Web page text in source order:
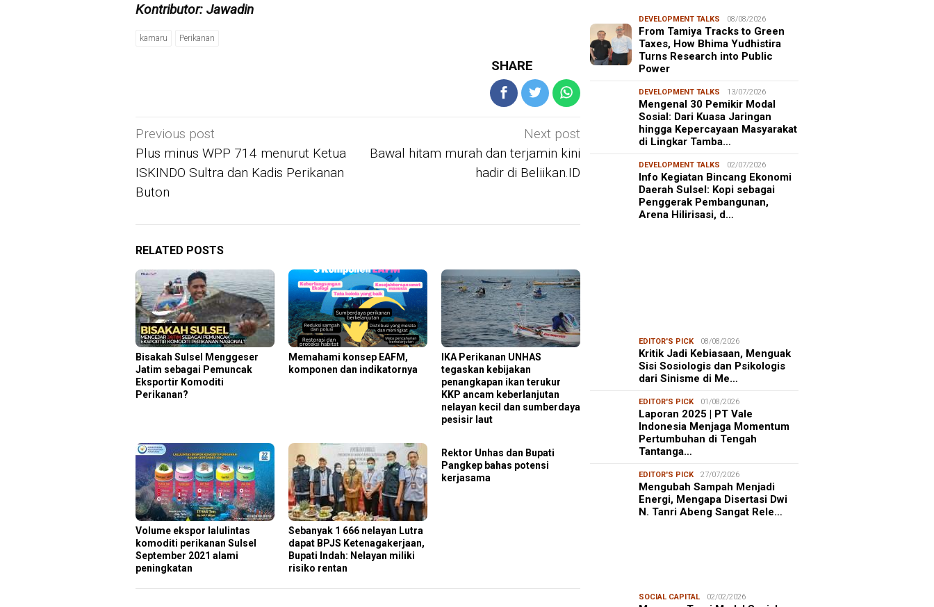
Kontributor: Jawadin
kamaru Perikanan
SHARE
Post
navigation
Previous post
Plus minus WPP 714 menurut Ketua
ISKINDO Sultra dan Kadis Perikanan
Buton
Next post
Bawal hitam murah dan terjamin kini
hadir di Beliikan.ID
RELATED POSTS
Bisakah Sulsel Menggeser
Jatim sebagai Pemuncak
Eksportir Komoditi
Perikanan?
Memahami konsep EAFM,
komponen dan indikatornya
IKA Perikanan UNHAS
tegaskan kebijakan
penangkapan ikan terukur
KKP ancam keberlanjutan
nelayan kecil dan sumberdaya
pesisir laut
Volume ekspor lalulintas
komoditi perikanan Sulsel
September 2021 alami
peningkatan
Sebanyak 1 666 nelayan Lutra
dapat BPJS Ketenagakerjaan,
Bupati Indah: Nelayan miliki
risiko rentan
Rektor Unhas dan Bupati
Pangkep bahas potensi
kerjasama
DEVELOPMENT TALKS 08/08/2026
From Tamiya Tracks to Green
Taxes, How Bhima Yudhistira
Turns Research into Public
Power
DEVELOPMENT TALKS 13/07/2026
Mengenal 30 Pemikir Modal
Sosial: Dari Kuasa Jaringan
hingga Kepercayaan Masyarakat
di Lingkar Tamba…
DEVELOPMENT TALKS 02/07/2026
Info Kegiatan Bincang Ekonomi
Daerah Sulsel: Kopi sebagai
Penggerak Pembangunan,
Arena Hilirisasi, d…
EDITOR'S PICK 08/08/2026
Kritik Jadi Kebiasaan, Menguak
Sisi Sosiologis dan Psikologis
dari Sinisme di Me…
EDITOR'S PICK 01/08/2026
Laporan 2025 | PT Vale
Indonesia Menjaga Momentum
Pertumbuhan di Tengah
Tantanga…
EDITOR'S PICK 27/07/2026
Mengubah Sampah Menjadi
Energi, Mengapa Disertasi Dwi
N. Tanri Abeng Sangat Rele…
SOCIAL CAPITAL 02/02/2026